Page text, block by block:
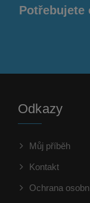
Potřebujete
Odkazy
Můj příběh
Kontakt
Ochrana